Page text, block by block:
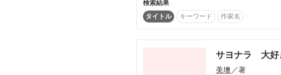
高橋　陽翔
結愛のお父さんでお医者さん
「身代わり花嫁」として
母親を人質に取られたステラに課された
検索結果
タイトル
キーワード 作家名
サヨナラ 大好
美墺 ／著